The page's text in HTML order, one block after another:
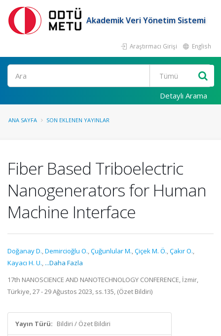
Akademik Veri Yönetim Sistemi
Araştırmacı Girişi English
Ara
Detaylı Arama
ANA SAYFA SON EKLENEN YAYINLAR
Fiber Based Triboelectric
Nanogenerators for Human
Machine Interface
Doğanay D.,Demircioğlu O.,Çuğunlular M.,Çiçek M. Ö.,Çakır O.,
Kayacı H. U., ...Daha Fazla
17th NANOSCIENCE AND NANOTECHNOLOGY CONFERENCE, İzmir,
Türkiye, 27 - 29 Ağustos 2023, ss.135, (Özet Bildiri)
Yayın Türü: Bildiri / Özet Bildiri